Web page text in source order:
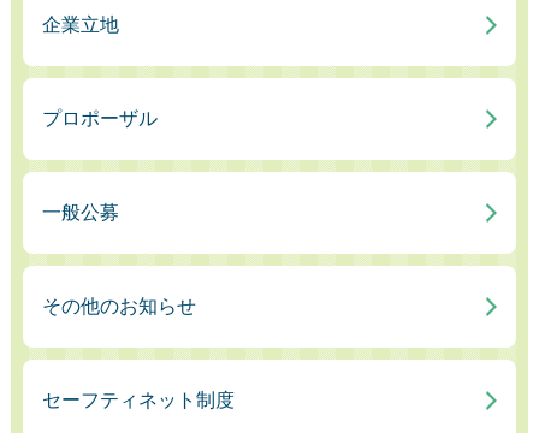
企業立地
プロポーザル
一般公募
その他のお知らせ
セーフティネット制度